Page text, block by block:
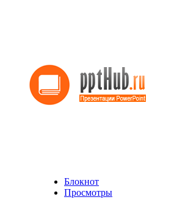
Блокнот
Просмотры